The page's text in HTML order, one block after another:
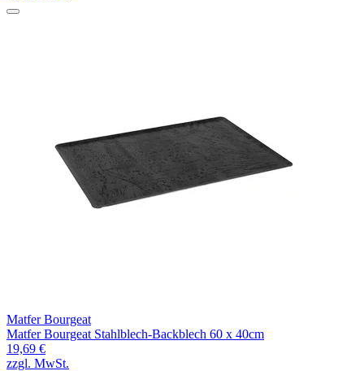
Matfer Bourgeat
Matfer Bourgeat Stahlblech-Backblech 60 x 40cm
19,69 €
zzgl. MwSt.